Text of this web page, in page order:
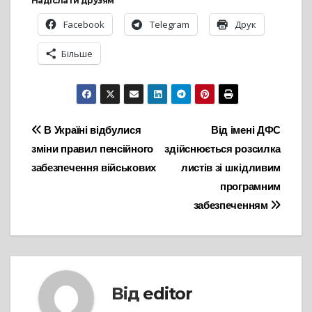
Facebook Telegram Друк
Більше
Навігація
записів
Від імені ДФС
здійснюється розсилка
листів зі шкідливим
програмним
забезпеченням
В Україні відбулися
зміни правил пенсійного
забезпечення військових
Від editor